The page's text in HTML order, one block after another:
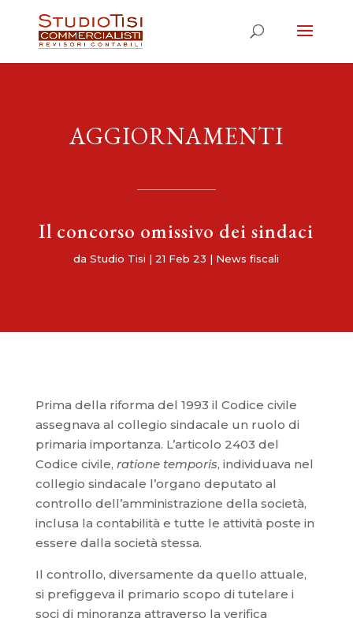
AGGIORNAMENTI
Il concorso omissivo dei sindaci
daStudio Tisi | 21 Feb 23 | News fiscali
Prima della riforma del 1993 il Codice civile
assegnava al collegio sindacale un ruolo di
primaria importanza. L’articolo 2403 del
Codice civile, ratione temporis, individuava nel
collegio sindacale l’organo deputato al
controllo dell’amministrazione della società,
inclusa la contabilità e tutte le attività poste in
essere dalla società stessa.
Il controllo, diversamente da quello attuale,
si prefiggeva il primario scopo di tutelare i
soci di minoranza attraverso la verifica